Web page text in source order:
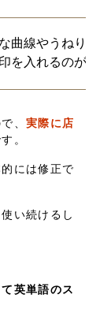
曲線やうねり、
を入れるのが難
、 実際に店
。
には修正で
い続けるし
英単語のス